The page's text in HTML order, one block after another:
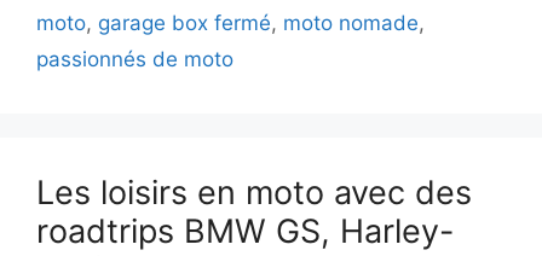
moto, garage box fermé, moto nomade,
passionnés de moto
Les loisirs en moto avec des
roadtrips BMW GS, Harley-